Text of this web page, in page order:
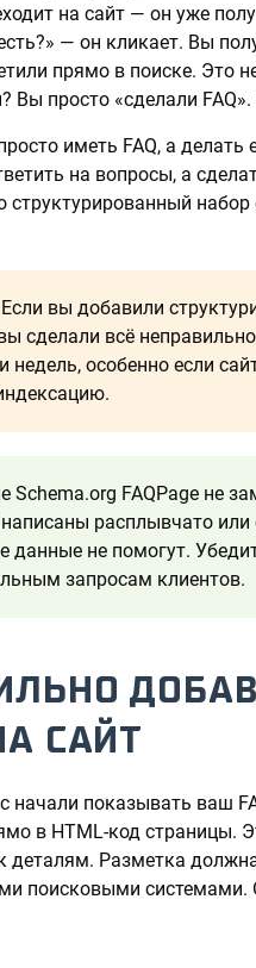
на сайт — он уже
— он кликает. Вы
прямо в поиске. Это
просто «сделали FAQ».
иметь FAQ, а
на вопросы, а
структурированный
Если вы добавили
сделали всё
недель, особенно если
Schema.org FAQPage не
написаны расплывчато
данные не помогут.
запросам клиентов.
САЙТ
начали показывать ваш
в HTML-код страницы.
деталям. Разметка
поисковыми системами.